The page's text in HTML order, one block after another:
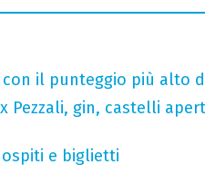
il punteggio più alto
Pezzali, gin, castelli
ospiti e biglietti